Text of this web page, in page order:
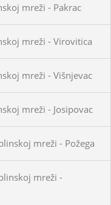
mreži - Pakrac
mreži - Virovitica
mreži - Višnjevac
mreži - Josipovac
mreži - Požega
mreži -